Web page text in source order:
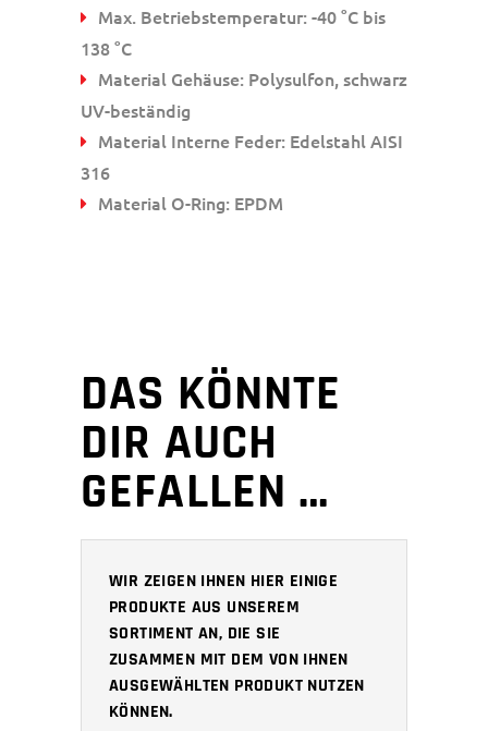
Max. Betriebstemperatur: -40 °C bis
138 °C
Material Gehäuse: Polysulfon, schwarz
UV-beständig
Material Interne Feder: Edelstahl AISI
316
Material O-Ring: EPDM
DAS KÖNNTE
DIR AUCH
GEFALLEN …
WIR ZEIGEN IHNEN HIER EINIGE
PRODUKTE AUS UNSEREM
SORTIMENT AN, DIE SIE
ZUSAMMEN MIT DEM VON IHNEN
AUSGEWÄHLTEN PRODUKT NUTZEN
KÖNNEN.